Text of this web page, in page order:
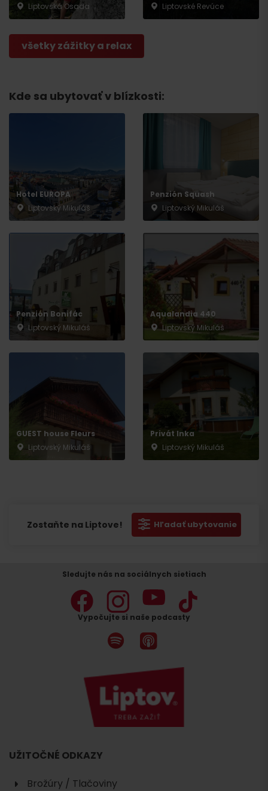
Liptovská Osada
Liptovské Revúce
všetky zážitky a relax
Kde sa ubytovať v blízkosti:
Hotel EUROPA
Liptovský Mikuláš
Penzión Squash
Liptovský Mikuláš
Penzión Bonifác
Liptovský Mikuláš
Aqualandia 440
Liptovský Mikuláš
GUEST house Fleurs
Liptovský Mikuláš
Privát Inka
Liptovský Mikuláš
Zostaňte na Liptove! Hľadať ubytovanie
Odchod
Sledujte nás na sociálnych sietiach
Vypočujte si naše podcasty
UŽITOČNÉ ODKAZY
Brožúry / Tlačoviny